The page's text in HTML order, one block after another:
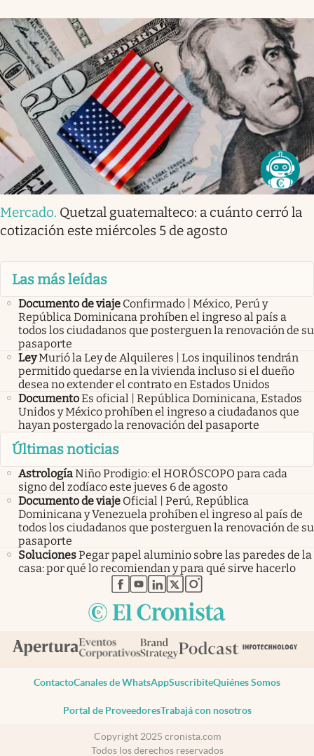
Mercado. Quetzal guatemalteco: a cuánto cerró la
cotización este miércoles 5 de agosto
Las más leídas
Documento de viaje Confirmado | México, Perú y
República Dominicana prohíben el ingreso al país a
todos los ciudadanos que posterguen la renovación de su
pasaporte
LeyMurió la Ley de Alquileres | Los inquilinos tendrán
permitido quedarse en la vivienda incluso si el dueño
desea no extender el contrato en Estados Unidos
DocumentoEs oficial | República Dominicana, Estados
Unidos y México prohíben el ingreso a ciudadanos que
hayan postergado la renovación del pasaporte
Últimas noticias
AstrologíaNiño Prodigio: el HORÓSCOPO para cada
signo del zodíaco este jueves 6 de agosto
Documento de viaje Oficial | Perú, República
Dominicana y Venezuela prohíben el ingreso al país de
todos los ciudadanos que posterguen la renovación de su
pasaporte
SolucionesPegar papel aluminio sobre las paredes de la
casa: por qué lo recomiendan y para qué sirve hacerlo
abre en nueva pestaña
abre en nueva pestaña
abre en nueva pestaña
abre en nueva pestaña
abre en nueva pestaña
ContactoCanales de WhatsAppSuscribiteQuiénes Somos
Portal de ProveedoresTrabajá con nosotros
Copyright 2025 cronista.com
Todos los derechos reservados